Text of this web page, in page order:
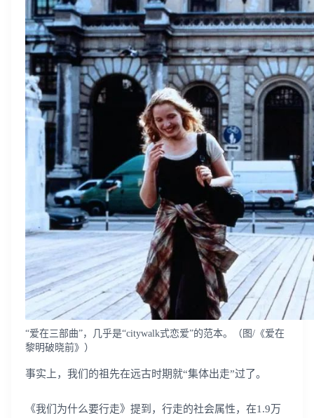
“爱在三部曲”，几乎是“citywalk式恋爱”的范本。（图/《爱在
黎明破晓前》）
事实上，我们的祖先在远古时期就“集体出走”过了。
《我们为什么要行走》提到，行走的社会属性，在1.9万